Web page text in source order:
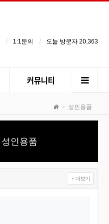
1:1문의 오늘 방문자 20,363
커뮤니티
성인용품
성인용품
+ 더보기